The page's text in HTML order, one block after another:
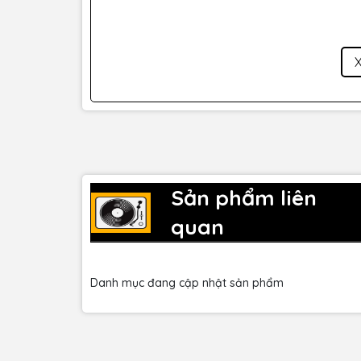
phải vấn đề phức tạp. Với sự kết hợp hoàn hảo
Sennheiser là thương hiệu nổi tiếng với các sản
e 902 không phải là ngoại lệ. Được chế tạo từ
kiện khắc nghiệt và sử dụng lâu dài mà không
Sản phẩm liên
quan
Danh mục đang cập nhật sản phẩm